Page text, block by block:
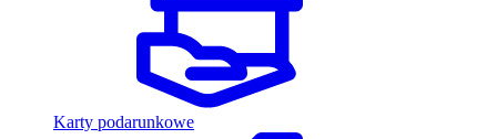
Karty podarunkowe